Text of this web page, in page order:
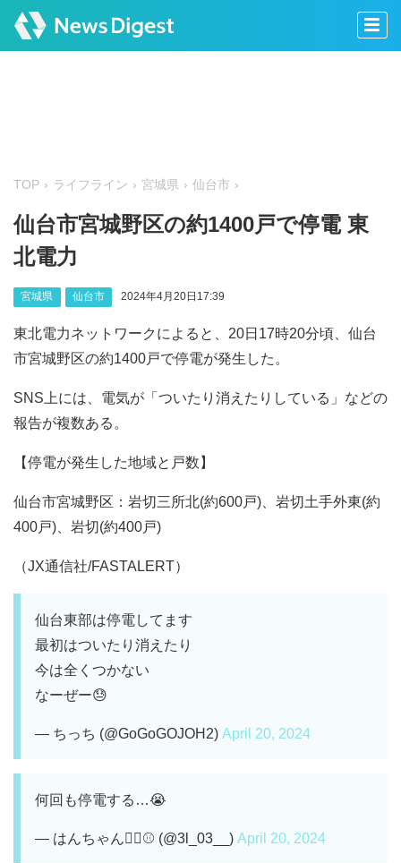
TOP ライフライン 宮城県 仙台市
仙台市宮城野区の約1400戸で停電 東
北電力
宮城県 仙台市 2024年4月20日17:39
東北電力ネットワークによると、20日17時20分頃、仙台
市宮城野区の約1400戸で停電が発生した。
SNS上には、電気が「ついたり消えたりしている」などの
報告が複数ある。
【停電が発生した地域と戸数】
仙台市宮城野区：岩切三所北(約600戸)、岩切土手外東(約
400戸)、岩切(約400戸)
（JX通信社/FASTALERT）
仙台東部は停電してます
最初はついたり消えたり
今は全くつかない
なーぜー😓
— ちっち (@GoGoGOJOH2) April 20, 2024
何回も停電する…😭
— はんちゃん✊🏻⚾️ (@3l_03__) April 20, 2024